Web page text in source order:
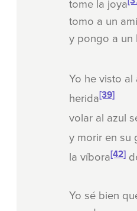
tome la joya
tomo a un
y pongo a un
Yo he visto al
herida[39]
volar al azul
y morir en su
la víbora[42]
Yo sé bien